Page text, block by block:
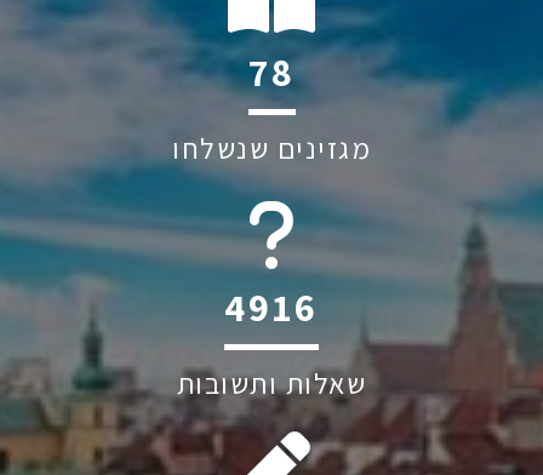
121
מגזינים שנשלחו
6045
שאלות ותשובות